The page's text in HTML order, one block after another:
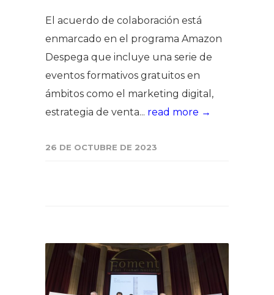
El acuerdo de colaboración está
enmarcado en el programa Amazon
Despega que incluye una serie de
eventos formativos gratuitos en
ámbitos como el marketing digital,
estrategia de venta... read more →
26 DE OCTUBRE DE 2023